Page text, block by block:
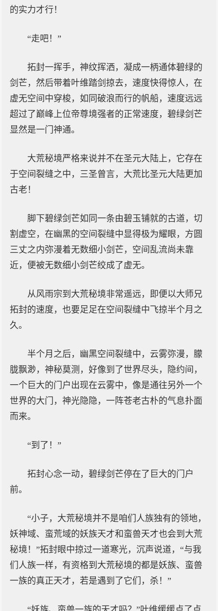
的实力才行！
“走吧！”
拓封一挥手，神纹挥洒，凝成一柄通体碧绿的
剑芒，然后带着叶维踏剑掠去，速度快得惊人，在
虚无空间中穿梭，如同破浪而行的帆船，速度远远
超过了巅峰上位帝尊境强者的正常速度，碧绿剑芒
显然是一门神通。
大荒秘境严格来说并不在圣元大陆上，它存在
于空间裂缝之中，三圣曾言，大荒比圣元大陆更加
古老！
脚下碧绿剑芒如同一条由碧玉铺就的古道，切
割虚空，在幽黑的空间裂缝中显得极为耀眼，方圆
三丈之内弥漫着无数细小剑芒，空间乱流尚未靠
近，便被无数细小剑芒绞成了虚无。
从风雨宗到大荒秘境非常遥远，即便以大师兄
拓封的速度，也要足足在空间裂缝中飞掠半个月之
久。
半个月之后，幽黑空间裂缝中，云雾弥漫，朦
胧飘渺，神秘莫测，好像到了世界尽头，隐约间，
一个巨大的门户出现在云雾中，像是通往另外一个
世界的大门，神光隐隐，一阵苍老古朴的气息扑面
而来。
“到了！”
拓封心念一动，碧绿剑芒停在了巨大的门户
前。
“小子，大荒秘境并不是咱们人族独有的领地，
妖神域、蛮荒域的妖族天才和蛮兽天才也会到大荒
秘境！”拓封眼中掠过一道寒光，沉声说道，“与我
们人族一样，有资格到大荒秘境的都是妖族、蛮兽
一族的真正天才，若是遇到了它们，杀！”